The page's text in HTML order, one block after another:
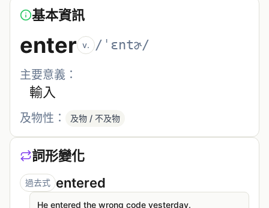
基本資訊
enter v. /ˈɛntɚ/
主要意義：
輸入
及物性： 及物 / 不及物
詞形變化
過去式 entered
He entered the wrong code yesterday.